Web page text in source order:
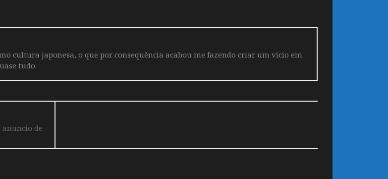
cultura japonesa, o que por consequência acabou me fazendo criar um vicio em
tudo.
anuncio de